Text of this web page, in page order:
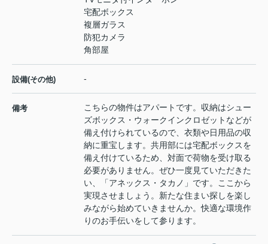
宅配ボックス
複層ガラス
防犯カメラ
角部屋
設備(その他) -
備考
こちらの物件はアパートです。収納はシュー
ズボックス・ウォークインクロゼットなどが
備え付けられているので、衣類や日用品の収
納に重宝します。共用部には宅配ボックスを
備え付けているため、対面で荷物を受け取る
必要がありません。ぜひ一度見ていただきた
い、「アネックス・タカノ」です。ここから
実現させましょう。新たな住まい探しを楽し
みながら始めていきませんか。快適な環境作
りのお手伝いをして参ります。